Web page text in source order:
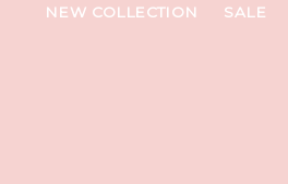
NEW COLLECTION SALE